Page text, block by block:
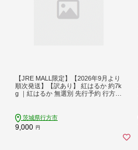
【JRE MALL限定】【2026年9月より
順次発送】【訳あり】 紅はるか 約7k
g ｜紅はるか 無選別 先行予約 行方台
茨城県行方市
9,000 円